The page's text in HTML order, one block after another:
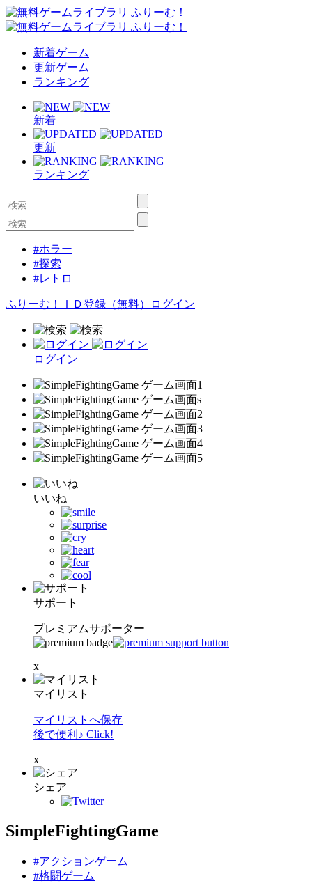
新着ゲーム
更新ゲーム
ランキング
新着
更新
ランキング
#ホラー
#探索
#レトロ
ふりーむ！ＩＤ登録（無料） ログイン
ログイン
いいね
サポート
プレミアムサポーター
x
マイリスト
マイリストへ保存
後で便利♪ Click!
x
シェア
SimpleFightingGame
#アクションゲーム
#格闘ゲーム